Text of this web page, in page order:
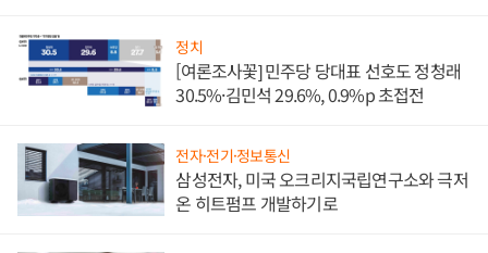
정치
[여론조사꽃] 민주당 당대표 선호도 정청래
30.5%·김민석 29.6%, 0.9%p 초접전
전자·전기·정보통신
삼성전자, 미국 오크리지국립연구소와 극저
온 히트펌프 개발하기로